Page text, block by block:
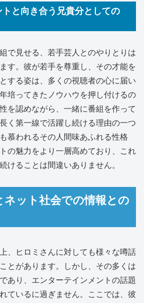
と向き合う兄貴分としての
で見せる、若手芸人とのやりとりは
す。彼が若手を尊重し、その才能を
する姿は、多くの視聴者の心に届い
培ってきたノウハウを押し付けるの
を認めながら、一緒に番組を作って
く第一線で活躍し続ける理由の一つ
慕われるその人間味あふれる性格
の魅力をより一層高めており、これ
けることは間違いありません。
ネット社会での情報との
、ヒロミさんに対しても様々な噂話
とがあります。しかし、その多くは
あり、エンターテインメントの話題
ているに過ぎません。ここでは、彼